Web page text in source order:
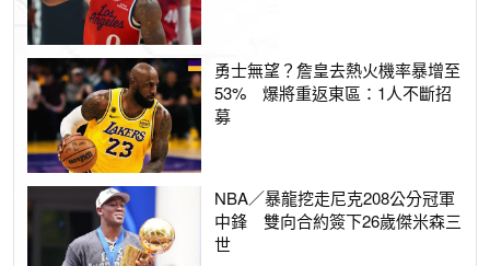
勇士無望？詹皇去熱火機率暴增至
53% 爆將重返東區：1人不斷招
募
NBA／暴龍挖走尼克208公分冠軍
中鋒 雙向合約簽下26歲傑米森三
世